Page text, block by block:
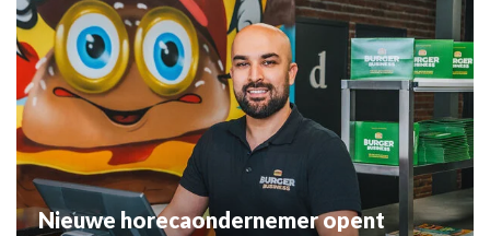
Nieuwe horecaondernemer opent